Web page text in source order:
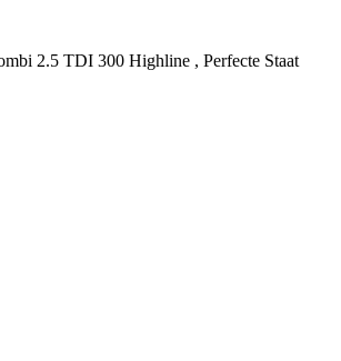
2.5 TDI 300 Highline , Perfecte Staat